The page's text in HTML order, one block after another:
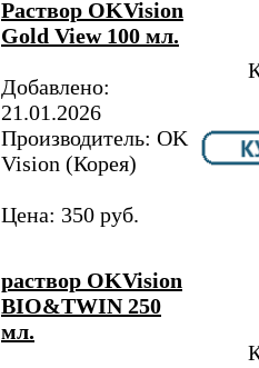
Раствор OKVision
Gold View 100 мл.
Добавлено:
21.01.2026
Производитель: OK
Vision (Корея)
Цена: 350 руб.
раствор OKVision
BIO&TWIN 250
мл.